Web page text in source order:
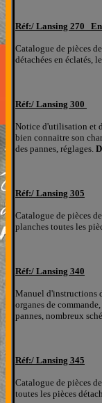
Réf:/ Lansing 270
Catalogue de pièces
détachées en éclatés,
Réf:/ Lansing 300
Notice d'utilisation et
bien connaitre son
des pannes, réglages.
Réf:/ Lansing 305
Catalogue de pièces
planches toutes les
Réf:/ Lansing 340
Manuel d'instructions
organes de
pannes, nombreux
Réf:/ Lansing 345
Catalogue de pièces
toutes les pièces